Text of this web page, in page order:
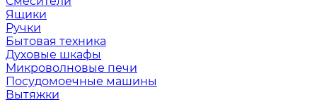
Ящики
Ручки
Бытовая техника
Духовые шкафы
Микроволновые печи
Посудомоечные машины
Вытяжки